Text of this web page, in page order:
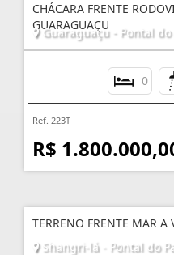
CHÁCARA FRENTE
GUARAGUAÇU
Guaraguaçu - Pontal do
0
Ref. 223T
R$
TERRENO FRENTE MAR
Shangri-lá - Pontal do